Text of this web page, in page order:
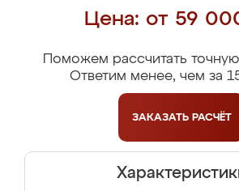
Цена: от 59
Поможем рассчитать
Ответим менее, чем за
ЗАКАЗАТЬ РАСЧЁТ